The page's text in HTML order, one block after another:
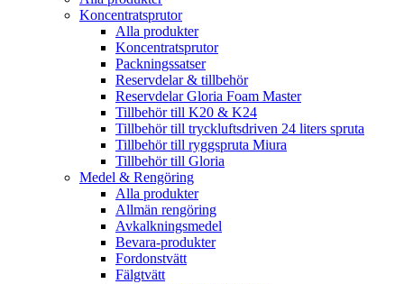
Koncentratsprutor
Alla produkter
Koncentratsprutor
Packningssatser
Reservdelar & tillbehör
Reservdelar Gloria Foam Master
Tillbehör till K20 & K24
Tillbehör till tryckluftsdriven 24 liters spruta
Tillbehör till ryggspruta Miura
Tillbehör till Gloria
Medel & Rengöring
Alla produkter
Allmän rengöring
Avkalkningsmedel
Bevara-produkter
Fordonstvätt
Fälgtvätt